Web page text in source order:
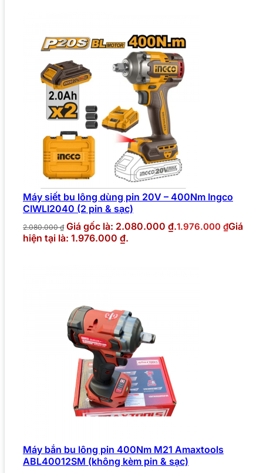
Máy siết bu lông dùng pin 20V – 400Nm Ingco
CIWLI2040 (2 pin & sạc)
2.080.000₫ Giá gốc là: 2.080.000 ₫.1.976.000 ₫Giá
hiện tại là: 1.976.000 ₫.
Máy bắn bu lông pin 400Nm M21 Amaxtools
ABL40012SM (không kèm pin & sạc)